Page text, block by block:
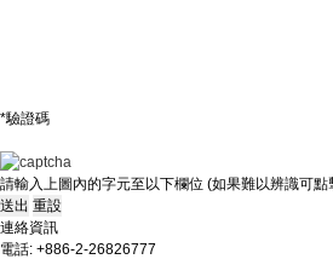
*驗證碼
請輸入上圖內的字元至以下欄位 (如果難以辨識可
連絡資訊
電話: +886-2-26826777